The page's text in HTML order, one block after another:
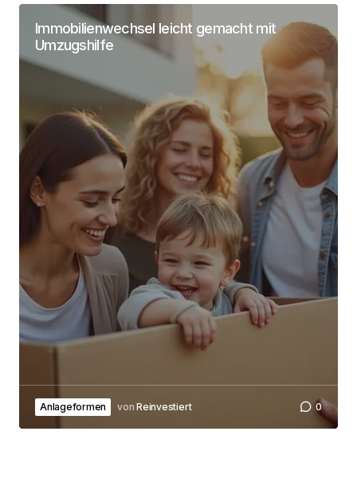
Deine Email Adresse
Name, E-Mail-Adresse und Website in diesem
Browser für meinen nächsten Kommentar
speichern.
Submit Comment
Immobilienwechsel leicht gemacht mit
Umzugshilfe
Anlageformen von Reinvestiert 0